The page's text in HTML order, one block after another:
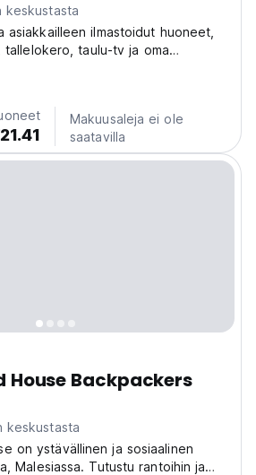
keskustasta
asiakkailleen ilmastoidut huoneet,
taulu-tv ja oma
Makuusaleja ei ole
saatavilla
House Backpackers
keskustasta
on ystävällinen ja sosiaalinen
Malesiassa. Tutustu rantoihin ja